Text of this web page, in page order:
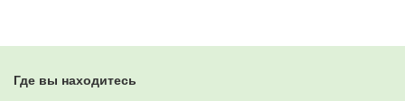
Где вы находитесь